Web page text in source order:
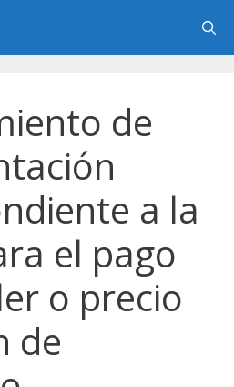
de
a la
el pago
o precio
de